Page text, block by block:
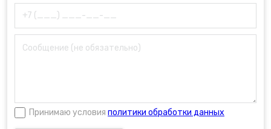
Принимаю условия политики обработки данных